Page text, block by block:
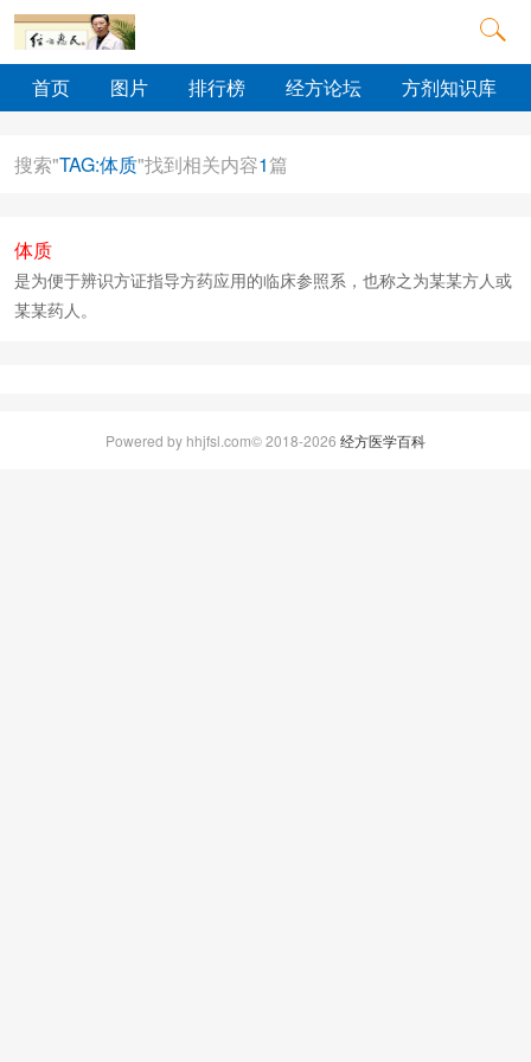
首页 图片 排行榜 经方论坛 方剂知识库
搜索"TAG:体质"找到相关内容1篇
体质
是为便于辨识方证指导方药应用的临床参照系，也称之为某某方人或
某某药人。
Powered by hhjfsl.com© 2018-2026 经方医学百科